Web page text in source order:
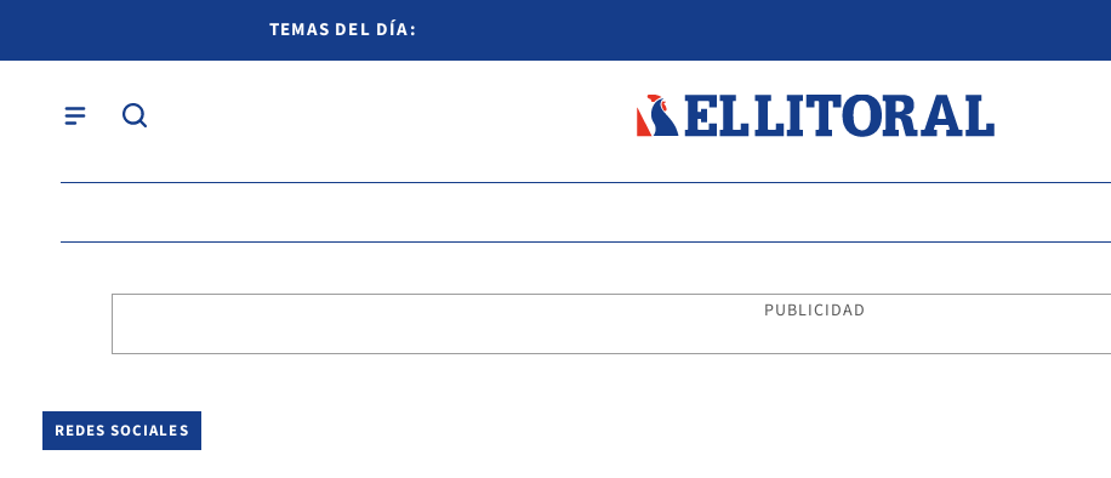
TEMAS DEL DÍA:
PUBLICIDAD
REDES SOCIALES